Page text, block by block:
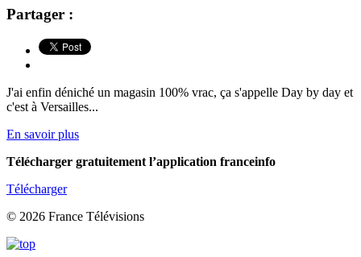
Partager :
J'ai enfin déniché un magasin 100% vrac, ça s'appelle Day by day et
c'est à Versailles...
En savoir plus
Télécharger gratuitement l’application franceinfo
Télécharger
© 2026 France Télévisions